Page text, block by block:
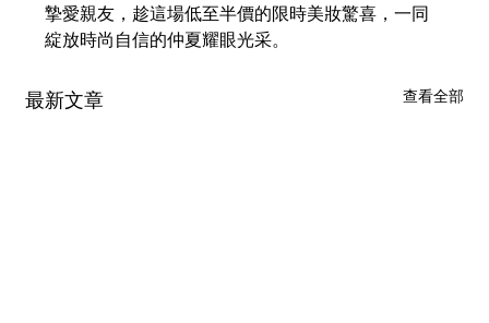
摯愛親友，趁這場低至半價的限時美妝驚喜，一同
綻放時尚自信的仲夏耀眼光采。
最新文章 查看全部